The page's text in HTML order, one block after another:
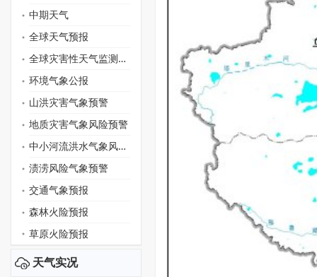
中期天气
全球天气预报
全球灾害性天气监测月报
环境气象公报
山洪灾害气象预警
地质灾害气象风险预警
中小河流洪水气象风险预警
渍涝风险气象预警
交通气象预报
森林火险预报
草原火险预报
天气实况